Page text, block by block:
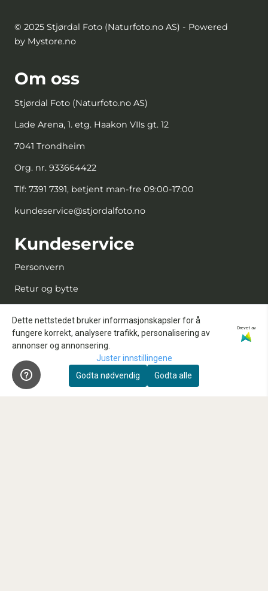
© 2025 Stjørdal Foto (Naturfoto.no AS) - Powered
by Mystore.no
Om oss
Stjørdal Foto (Naturfoto.no AS)
Lade Arena, 1. etg. Haakon VIIs gt. 12
7041 Trondheim
Org. nr. 933664422
Tlf: 7391 7391, betjent man-fre 09:00-17:00
kundeservice@stjordalfoto.no
Kundeservice
Personvern
Retur og bytte
Kontakt oss
Reparasjon og service
Innbytte
Dette nettstedet bruker informasjonskapsler for å
fungere korrekt, analysere trafikk, personalisering av
annonser og annonsering.
Drevet av
Juster innstillingene
Godta nødvendig
Godta alle